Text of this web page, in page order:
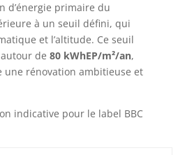
d’énergie primaire du
à un seuil défini, qui
et l’altitude. Ce seuil
de 80 kWhEP/m²/an,
une rénovation ambitieuse et
indicative pour le label BBC